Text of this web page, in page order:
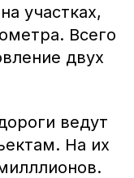
участках,
Всего
двух
ведут
На их